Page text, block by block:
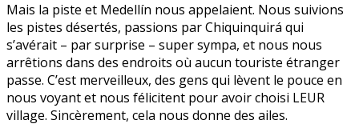
Mais la piste et Medellín nous appelaient. Nous suivions
les pistes désertés, passions par Chiquinquirá qui
s’avérait – par surprise – super sympa, et nous nous
arrêtions dans des endroits où aucun touriste étranger
passe. C’est merveilleux, des gens qui lèvent le pouce en
nous voyant et nous félicitent pour avoir choisi LEUR
village. Sincèrement, cela nous donne des ailes.